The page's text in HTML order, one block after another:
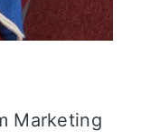
Marketing